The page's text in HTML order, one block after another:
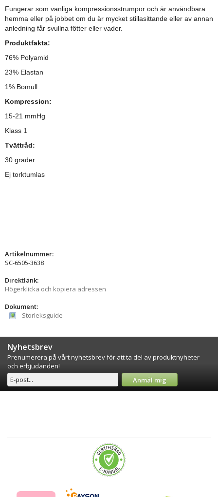
Fungerar som vanliga kompressionsstrumpor och är användbara
hemma eller på jobbet om du är mycket stillasittande eller av annan
anledning får svullna fötter eller vader.
Produktfakta:
76% Polyamid
23% Elastan
1% Bomull
Kompression:
15-21 mmHg
Klass 1
Tvättråd:
30 grader
Ej torktumlas
Artikelnummer:
SC-6505-3638
Direktlänk:
Högerklicka och kopiera adressen
Dokument:
Storleksguide
Nyhetsbrev
Prenumerera på vårt nyhetsbrev för att ta del av produktnyheter
och erbjudanden!
Anmäl mig